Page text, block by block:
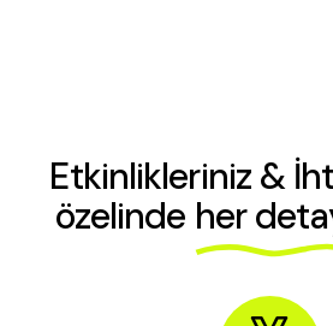
Etkinlikleriniz &
özelinde her